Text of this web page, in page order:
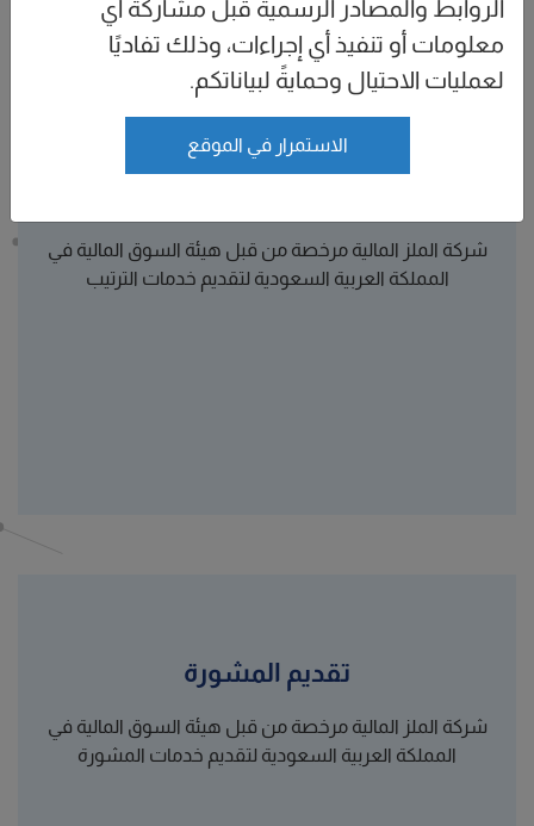
شركة الملز المالية مرخصة من قبل هيئة السوق المالية في
المملكة العربية السعودية لتقديم خدمات الترتيب
تقديم المشورة
شركة الملز المالية مرخصة من قبل هيئة السوق المالية في
المملكة العربية السعودية لتقديم خدمات المشورة
الروابط والمصادر الرسمية قبل مشاركة أي
معلومات أو تنفيذ أي إجراءات، وذلك تفاديًا
لعمليات الاحتيال وحمايةً لبياناتكم.
الاستمرار في الموقع